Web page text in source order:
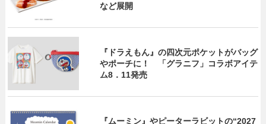
など展開
『ドラえもん』の四次元ポケットがバッグ
やポーチに！ 「グラニフ」コラボアイテ
ム8．11発売
『ムーミン』やピーターラビットの“2027